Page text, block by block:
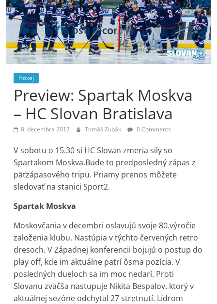
Hokej
Preview: Spartak Moskva
– HC Slovan Bratislava
8. decembra 2017 Tomáš Zubák 0 Comments
V sobotu o 15.30 si HC Slovan zmeria sily so
Spartakom Moskva.Bude to predposledný zápas z
päťzápasového tripu. Priamy prenos môžete
sledovať na stanici Sport2.
Spartak Moskva
Moskovčania v decembri oslavujú svoje 80.výročie
založenia klubu. Nastúpia v týchto červených retro
dresoch. V Západnej konferencii bojujú o postup do
play off, kde im aktuálne patrí ôsma pozícia. V
posledných dueloch sa im moc nedarí. Proti
Slovanu zväčša nastupuje Nikita Bespalov. ktorý v
aktuálnej sezóne odchytal 27 stretnutí. Lídrom